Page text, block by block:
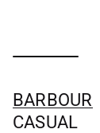
BARBOUR
CASUAL